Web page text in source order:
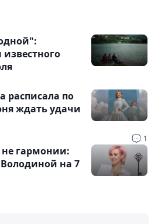
1
расписала по
ждать удачи
гармонии:
на 7